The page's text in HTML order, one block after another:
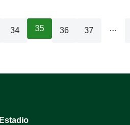
34 35 36 37 …
Estadio